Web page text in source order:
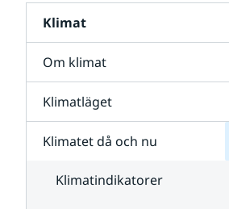
Klimat
Om klimat
Klimatläget
Klimatet då och nu
Klimatindikatorer